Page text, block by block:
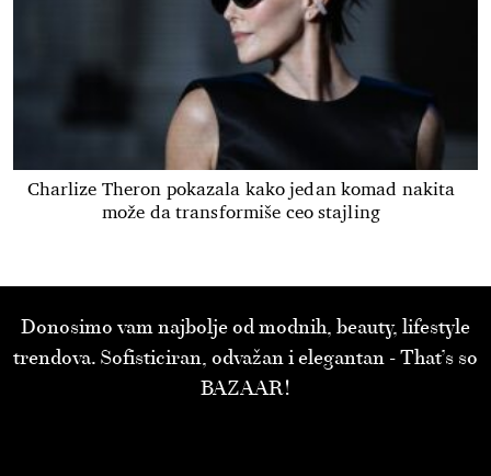
Charlize Theron pokazala kako jedan komad nakita
može da transformiše ceo stajling
Donosimo vam najbolje od modnih, beauty, lifestyle
trendova. Sofisticiran, odvažan i elegantan - That’s so
BAZAAR!